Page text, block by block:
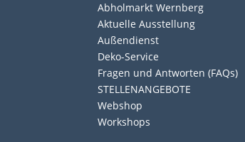
Abholmarkt Wernberg
Aktuelle Ausstellung
Außendienst
Deko-Service
Fragen und Antworten (FAQs)
STELLENANGEBOTE
Webshop
Workshops